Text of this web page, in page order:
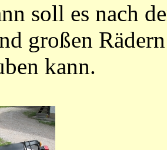
soll es nach
großen
kann.